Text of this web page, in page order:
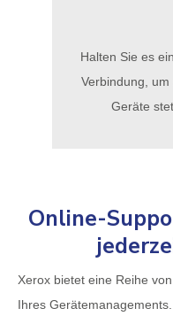
Halten Sie es
Verbindung,
Geräte
Online-
Xerox bietet eine Reihe
Ihres